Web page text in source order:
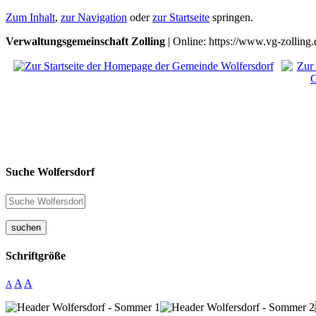
Zum Inhalt, zur Navigation oderzur Startseite springen.
Verwaltungsgemeinschaft Zolling | Online: https://www.vg-
Suche Wolfersdorf
suchen
Schriftgröße
A A A